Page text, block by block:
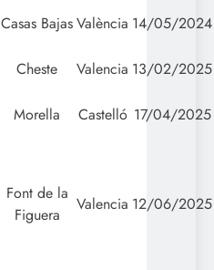
Casas BajasValència 14/05/2024
Cheste Valencia 13/02/2025
Morella Castelló 17/04/2025
Font de la
Figuera
Valencia 12/06/2025